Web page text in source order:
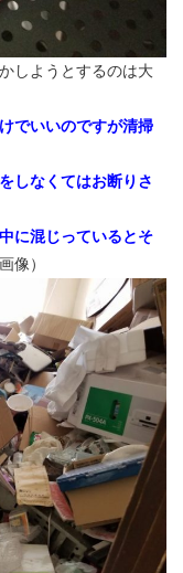
しようとするのは大
でいいのですが清掃
しなくてはお断りさ
に混じっているとそ
像）